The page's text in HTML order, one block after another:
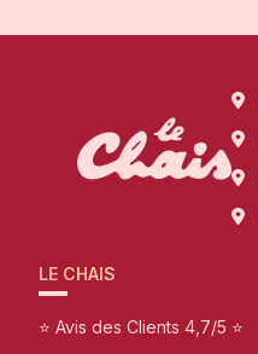
LE CHAIS
⭐ Avis des Clients 4,7/5 ⭐